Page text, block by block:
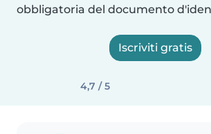
obbligatoria del documento
Iscriviti gratis
4,7 / 5